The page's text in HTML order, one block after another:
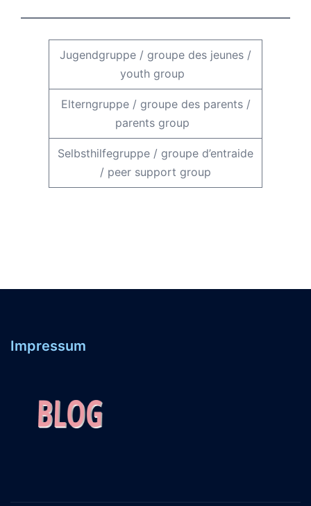
Jugendgruppe / groupe des jeunes /
youth group
Elterngruppe/ groupe des parents/
parents group
Selbsthilfegruppe / groupe d’entraide
/ peer support group
Impressum